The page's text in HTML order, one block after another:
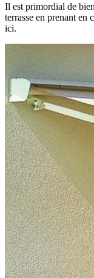
Il est primordial de
terrasse en prenant en
ici.